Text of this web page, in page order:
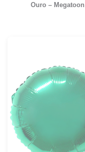
Ouro – Megatoon